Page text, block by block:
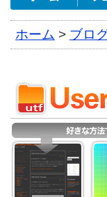
ホーム > ブロ